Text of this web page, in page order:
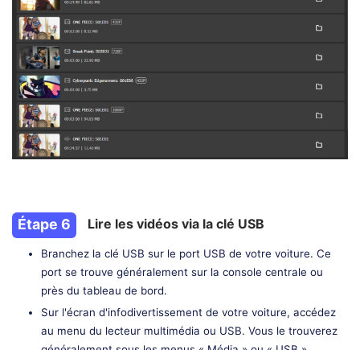
Étape 6 Lire les vidéos via la clé USB
Branchez la clé USB sur le port USB de votre voiture. Ce
port se trouve généralement sur la console centrale ou
près du tableau de bord.
Sur l'écran d'infodivertissement de votre voiture, accédez
au menu du lecteur multimédia ou USB. Vous le trouverez